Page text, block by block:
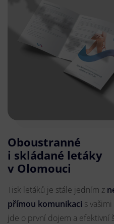
Oboustranné
i skládané letáky
v Olomouci
Tisk letáků je stále jedním z
přímou komunikaci s
jde o první dojem a efektivní